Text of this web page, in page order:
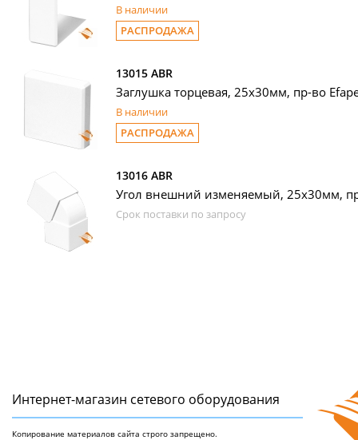
В наличии
РАСПРОДАЖА
13015 ABR
Заглушка торцевая, 25х30мм, пр-во
В наличии
РАСПРОДАЖА
13016 ABR
Угол внешний изменяемый, 25х30мм,
Срок поставки по запросу
Интернет-магазин сетeвого оборудования
Копирование материалов сайта строго запрещено.